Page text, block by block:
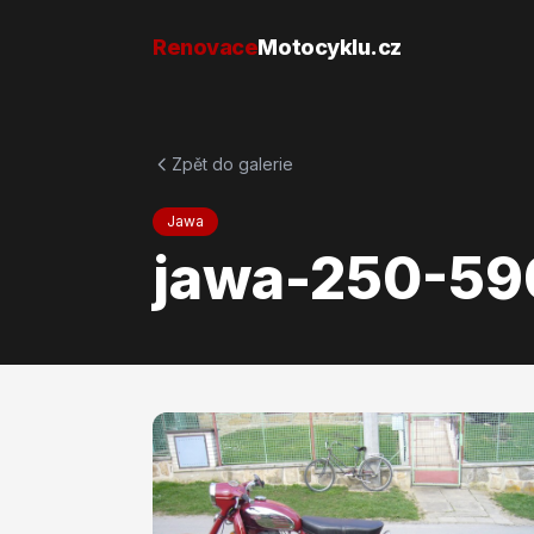
RenovaceMotocyklu.cz
Zpět do galerie
Jawa
jawa-250-